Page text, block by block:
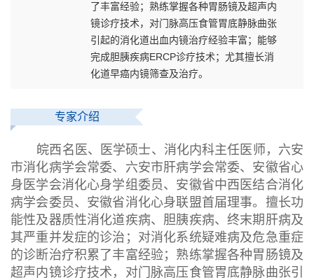
了丰富经验；熟练掌握各种胃肠镜及超声内
镜诊疗技术，对门脉高压食管胃底静脉曲张
引起的消化道出血内镜治疗经验丰富；能够
完成胆胰疾病ERCP诊疗技术；尤其擅长消
化道早癌内镜筛查及治疗。
专家介绍
皖西名医、 医学硕士、消化内科主任医师 ， 六安
市消化病学会常委、六安市肝病学会常委、安徽省心
身医学会消化心身学组委员、安徽省中西医结合消化
病学会委员、 安徽省消化心身联盟首届理事。 擅长功
能性及器质性消化道疾病、胆胰疾病、终末期肝病及
其严重并发症的诊治；对消化系统疑难病及危急重症
的诊断治疗积累 了丰富经验；熟练掌握各种胃肠镜及
超声内镜诊疗技术 ， 对门脉高压食管胃底静脉曲张引